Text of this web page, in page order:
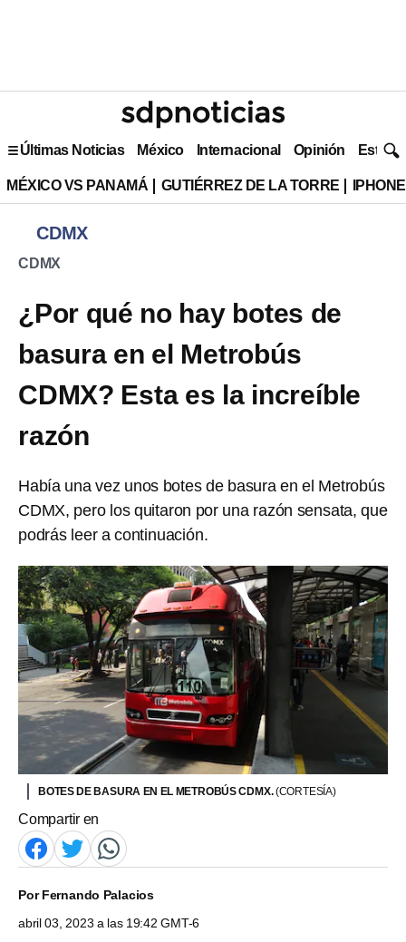
Últimas Noticias México Internacional Opinión Estilo
MÉXICO VS PANAMÁ GUTIÉRREZ DE LA TORRE
CDMX
CDMX
¿Por qué no hay botes de
basura en el Metrobús
CDMX? Esta es la increíble
razón
Había una vez unos botes de basura en el Metrobús
CDMX, pero los quitaron por una razón sensata, que
podrás leer a continuación.
BOTES DE BASURA EN EL METROBÚS CDMX.(CORTESÍA)
Compartir en
PorFernando Palacios
abril 03, 2023 a las 19:42 GMT-6